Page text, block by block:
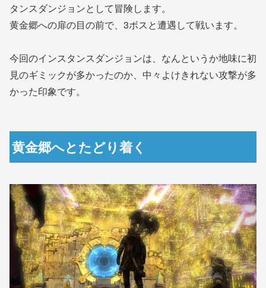
タンスダンジョンとして冒険します。
黄金郷への扉の目の前で、3ボスと遭遇して戦います。
今回のインスタンスダンジョンは、なんというか地味に初
見のギミックが多かったのか、中々よけきれない攻撃が多
かった印象です。
黄金郷へとたどり着く